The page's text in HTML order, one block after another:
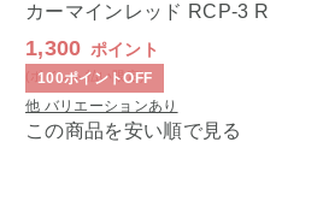
カーマインレッド RCP-3 R
1,300 ポイント
(ポイント払い限定)
100ポイントOFF
他 バリエーションあり
この商品を安い順で見る